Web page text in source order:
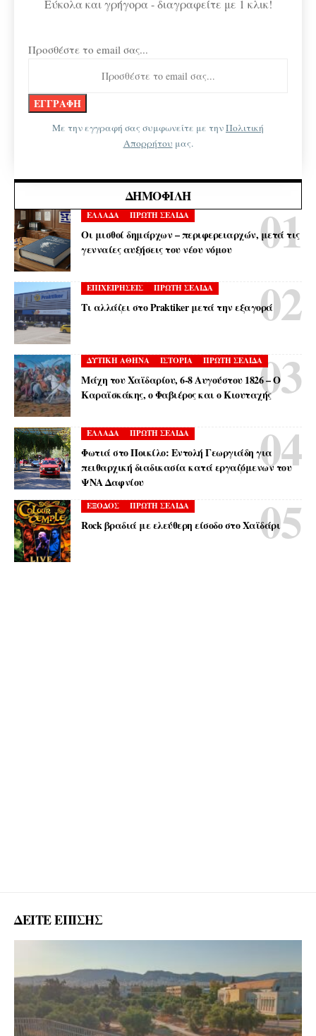
Εύκολα και γρήγορα - διαγραφείτε με 1 κλικ!
Προσθέστε το email σας...
Με την εγγραφή σας συμφωνείτε με τηνΠολιτική
Απορρήτου μας.
ΔΗΜΟΦΙΛΉ
ΕΛΛΑΔΑ ΠΡΩΤΗ ΣΕΛΙΔΑ
Οι μισθοί δημάρχων – περιφερειαρχών, μετά τις
γενναίες αυξήσεις του νέου νόμου
ΕΠΙΧΕΙΡΗΣΕΙΣ ΠΡΩΤΗ ΣΕΛΙΔΑ
Τι αλλάζει στο Praktiker μετά την εξαγορά
ΔΥΤΙΚΗ ΑΘΗΝΑ ΙΣΤΟΡΙΑ ΠΡΩΤΗ ΣΕΛΙΔΑ
Μάχη του Χαϊδαρίου, 6-8 Αυγούστου 1826 – Ο
Καραϊσκάκης, ο Φαβιέρος και ο Κιουταχής
ΕΛΛΑΔΑ ΠΡΩΤΗ ΣΕΛΙΔΑ
Φωτιά στο Ποικίλο: Εντολή Γεωργιάδη για
πειθαρχική διαδικασία κατά εργαζόμενων του
ΨΝΑ Δαφνίου
ΕΞΟΔΟΣ ΠΡΩΤΗ ΣΕΛΙΔΑ
Rock βραδιά με ελεύθερη είσοδο στο Χαϊδάρι
ΔΕΙΤΕ ΕΠΙΣΗΣ